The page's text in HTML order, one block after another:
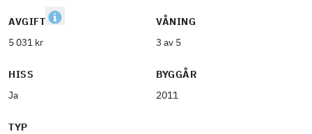
AVGIFT
5 031 kr
VÅNING
3 av 5
HISS
Ja
BYGGÅR
2011
TYP